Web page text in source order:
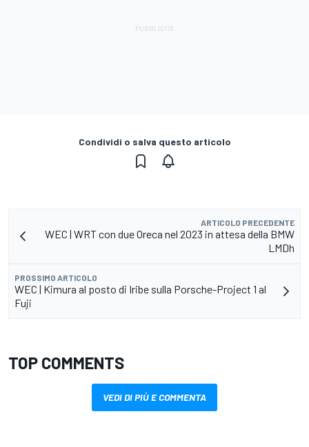
Condividi o salva questo articolo
ARTICOLO PRECEDENTE
WEC | WRT con due Oreca nel 2023 in attesa della BMW
LMDh
PROSSIMO ARTICOLO
WEC | Kimura al posto di Iribe sulla Porsche-Project 1 al
Fuji
TOP COMMENTS
VEDI DI PIÙ E COMMENTA